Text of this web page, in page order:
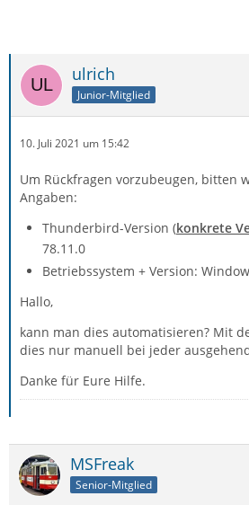
ulrich
Junior-Mitglied
10. Juli 2021 um 15:42
Um Rückfragen vorzubeugen, bitten
Angaben:
Thunderbird-Version (konkrete
78.11.0
Betriebssystem + Version:
Hallo,
kann man dies automatisieren? Mit
dies nur manuell bei jeder
Danke für Eure Hilfe.
MSFreak
Senior-Mitglied